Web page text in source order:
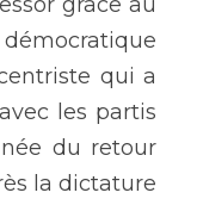
qui a
les partis
du retour
la dictature